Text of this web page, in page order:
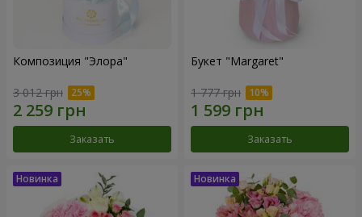
Композиция "Элора"
3 012 грн
Заказать
Букет "Margaret"
1 777 грн
Заказать